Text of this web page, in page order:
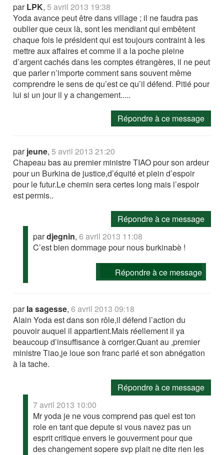
parLPK,5 avril 2013 19:38
Yoda avance peut être dans village ; il ne faudra pas
oublier que ceux là, sont les mendiant qui embêtent
chaque fois le président qui est toujours contraint à les
mettre aux affaires et comme il a la poche pleine
d’argent cachés dans les comptes étrangères, il ne peut
que parler n’importe comment sans souvent même
comprendre le sens de qu’est ce qu’il défend. Pitié pour
lui si un jour il y a changement.....
Répondre à ce message
parjeune,5 avril 2013 21:20
Chapeau bas au premier ministre TIAO pour son ardeur
pour un Burkina de justice,d’équité et plein d’espoir
pour le futur.Le chemin sera certes long mais l’espoir
est permis..
Répondre à ce message
pardjegnin,6 avril 2013 11:08
C’est bien dommage pour nous burkinabè !
Répondre à ce message
parla sagesse,6 avril 2013 09:18
Alain Yoda est dans son rôle,il défend l’action du
pouvoir auquel il appartient.Mais réellement il ya
beaucoup d’insuffisance à corriger.Quant au ,premier
ministre Tiao,je loue son franc parlé et son abnégation
à la tache.
Répondre à ce message
7 avril 2013 10:00
Mr yoda je ne vous comprend pas quel est ton
role en tant que depute si vous navez pas un
esprit critique envers le gouverment pour que
des changement sopere svp plait ne dite rien les